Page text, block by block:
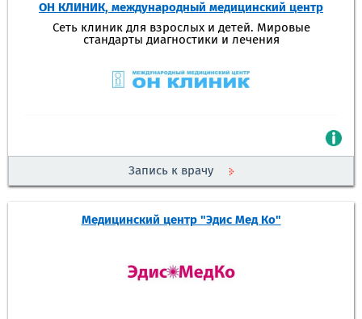
ОН КЛИНИК, международный медицинский центр
Сеть клиник для взрослых и детей. Мировые
стандарты диагностики и лечения
Запись к врачу
Медицинский центр "Эдис Мед Ко"